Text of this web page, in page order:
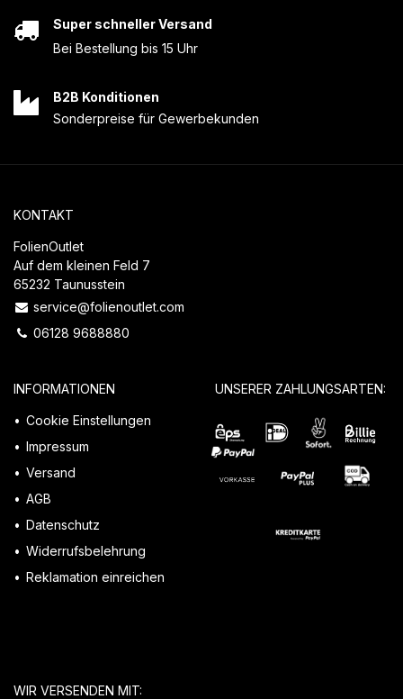
Super schneller Versand
Bei Bestellung bis 15 Uhr
B2B Konditionen
Sonderpreise für Gewerbekunden
KONTAKT
FolienOutlet
Auf dem kleinen Feld 7
65232 Taunusstein
service@folienoutlet.com
06128 9688880
INFORMATIONEN
Cookie Einstellungen
Impressum
Versand
AGB
Datenschutz
Widerrufsbelehrung
Reklamation einreichen
UNSERER ZAHLUNGSARTEN:
WIR VERSENDEN MIT: